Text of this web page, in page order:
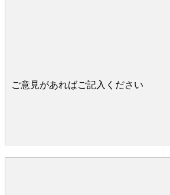
ご意見があればご記入ください